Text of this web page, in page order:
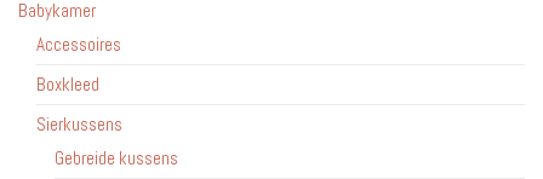
Babykamer
Accessoires
Boxkleed
Sierkussens
Gebreide kussens